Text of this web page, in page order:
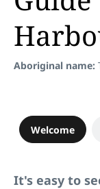
Aboriginal name:
Welcome
It's easy to